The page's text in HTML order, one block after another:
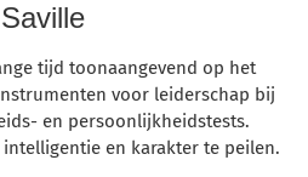
tijd toonaangevend op het
voor leiderschap bij
en persoonlijkheidstests.
en karakter te peilen.